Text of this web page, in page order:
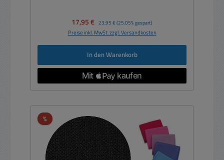
Verkaufspreis:
17,95 € Regulärer Preis:
23,95 € (25.05% gespart)
Preise inkl. MwSt. zzgl. Versandkosten
In den Warenkorb
%Rabatt